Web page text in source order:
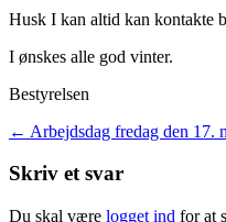
Husk I kan altid kan kontakte
I ønskes alle god vinter.
Bestyrelsen
Indlægsnavigation
← Arbejdsdag fredag den 17.
Skriv et svar
Du skal være logget ind for at